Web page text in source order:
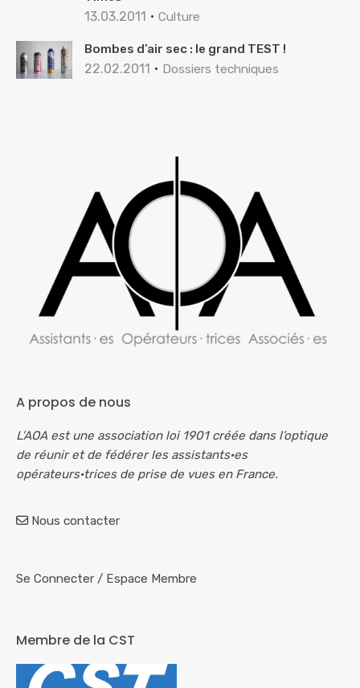
13.03.2011 Culture
Bombes d’air sec : le grand TEST !
22.02.2011 Dossiers techniques
A propos de nous
L’AOA est une association loi 1901 créée dans l’optique
de réunir et de fédérer les assistants·es
opérateurs·trices de prise de vues en France.
Nous contacter
Se Connecter / Espace Membre
Membre de la CST